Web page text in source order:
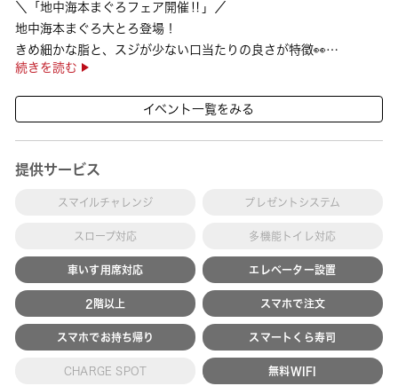
＼「地中海本まぐろフェア開催‼」／
地中海本まぐろ大とろ登場！
きめ細かな脂と、スジが少ない口当たりの良さが特徴👀
さらに、鹿児島で育った高級魚【鹿児島県産活〆かんぱち】など
続きを読む
イベント一覧をみる
提供サービス
スマイルチャレンジ プレゼントシステム
スロープ対応 多機能トイレ対応
車いす用席対応 エレベーター設置
2階以上 スマホで注文
スマホでお持ち帰り スマートくら寿司
CHARGE SPOT 無料WIFI